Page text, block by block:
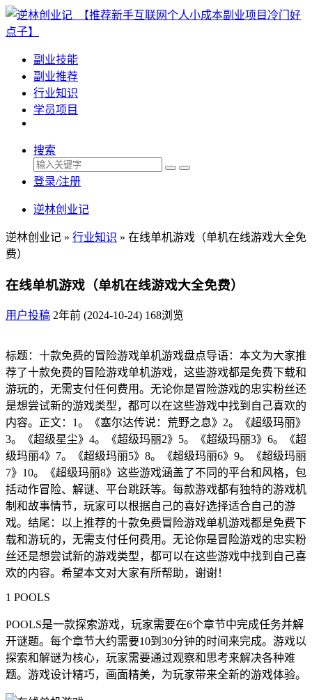
副业技能
副业推荐
行业知识
学员项目
搜索
登录/注册
逆林创业记
逆林创业记 » 行业知识 » 在线单机游戏（单机在线游戏大全免
费）
在线单机游戏（单机在线游戏大全免费）
用户投稿 2年前 (2024-10-24) 168浏览
标题：十款免费的冒险游戏单机游戏盘点导语：本文为大家推
荐了十款免费的冒险游戏单机游戏，这些游戏都是免费下载和
游玩的，无需支付任何费用。无论你是冒险游戏的忠实粉丝还
是想尝试新的游戏类型，都可以在这些游戏中找到自己喜欢的
内容。正文：1。《塞尔达传说：荒野之息》2。《超级玛丽》
3。《超级星尘》4。《超级玛丽2》5。《超级玛丽3》6。《超
级玛丽4》7。《超级玛丽5》8。《超级玛丽6》9。《超级玛丽
7》10。《超级玛丽8》这些游戏涵盖了不同的平台和风格，包
括动作冒险、解谜、平台跳跃等。每款游戏都有独特的游戏机
制和故事情节，玩家可以根据自己的喜好选择适合自己的游
戏。结尾：以上推荐的十款免费冒险游戏单机游戏都是免费下
载和游玩的，无需支付任何费用。无论你是冒险游戏的忠实粉
丝还是想尝试新的游戏类型，都可以在这些游戏中找到自己喜
欢的内容。希望本文对大家有所帮助，谢谢！
1 POOLS
POOLS是一款探索游戏，玩家需要在6个章节中完成任务并解
开谜题。每个章节大约需要10到30分钟的时间来完成。游戏以
探索和解谜为核心，玩家需要通过观察和思考来解决各种难
题。游戏设计精巧，画面精美，为玩家带来全新的游戏体验。